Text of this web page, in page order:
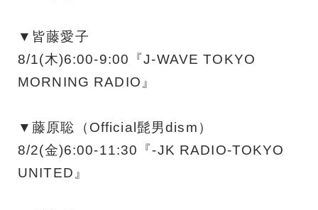
▼皆藤愛子
8/1(木)6:00-9:00『J-WAVE TOKYO
MORNING RADIO』
▼藤原聡（Official髭男dism）
8/2(金)6:00-11:30『-JK RADIO-TOKYO
UNITED』